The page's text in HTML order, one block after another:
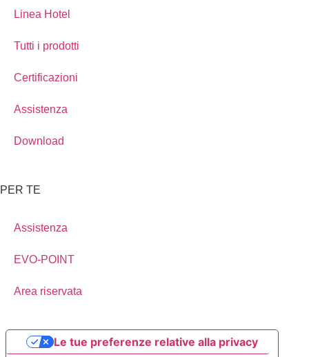
Linea Hotel
Tutti i prodotti
Certificazioni
Assistenza
Download
PER TE
Assistenza
EVO-POINT
Area riservata
Le tue preferenze relative alla privacy